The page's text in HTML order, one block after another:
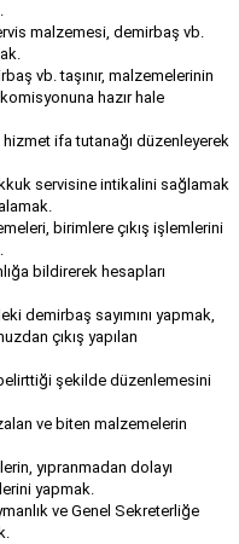
malzemesi, demirbaş vb.
vb. taşınır, malzemelerinin
hazır hale
ifa tutanağı düzenleyerek
servisine intikalini sağlamak
birimlere çıkış işlemlerini
bildirerek hesapları
demirbaş sayımını yapmak,
çıkış yapılan
şekilde düzenlemesini
ve biten malzemelerin
yıpranmadan dolayı
yapmak.
ve Genel Sekreterliğe